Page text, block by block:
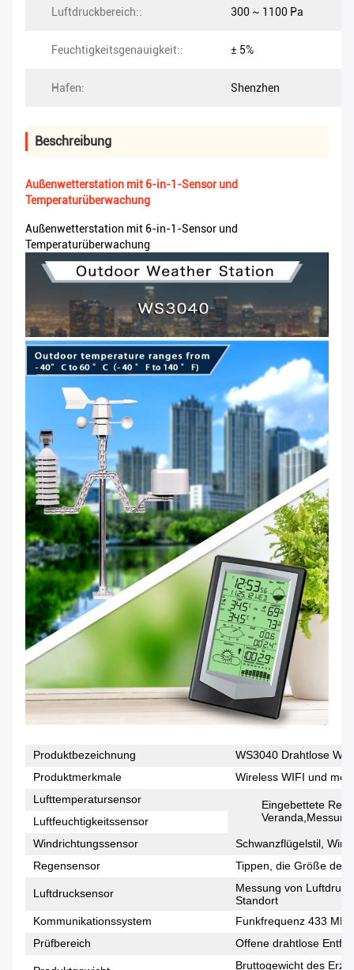
Luftdruckbereich:: 300 ~ 1100 Pa
Feuchtigkeitsgenauigkeit:: ± 5%
Hafen: Shenzhen
Beschreibung
Außenwetterstation mit 6-in-1-Sensor und
Temperaturüberwachung
Außenwetterstation mit 6-in-1-Sensor und
Temperaturüberwachung
Produktbezeichnung
WS3040 Drahtlose
Produktmerkmale
Wireless WIFI und
Lufttemperatursensor
Eingebettete
Luftfeuchtigkeitssensor
Windrichtungssensor
Schwanzflügelstil,
Regensensor
Tippen, die Größe des
Luftdrucksensor
Messung von
Standort
Kommunikationssystem
Funkfrequenz 433 MHz
Prüfbereich
Offene drahtlose
Bruttogewicht des